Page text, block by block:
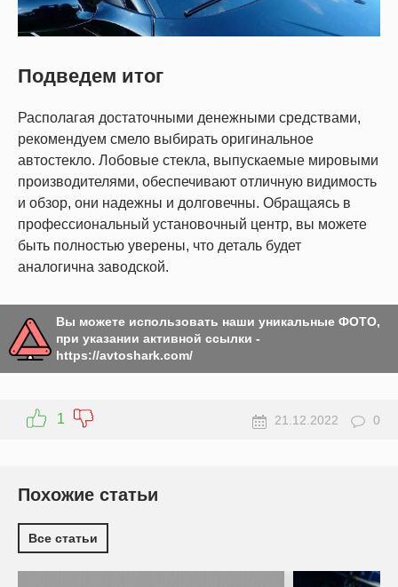
Подведем итог
Располагая достаточными денежными средствами,
рекомендуем смело выбирать оригинальное
автостекло. Лобовые стекла, выпускаемые мировыми
производителями, обеспечивают отличную видимость
и обзор, они надежны и долговечны. Обращаясь в
профессиональный установочный центр, вы можете
быть полностью уверены, что деталь будет
аналогична заводской.
Вы можете использовать наши уникальные ФОТО,
при указании активной ссылки -
https://avtoshark.com/
1 21.12.2022 0
Похожие статьи
Все статьи